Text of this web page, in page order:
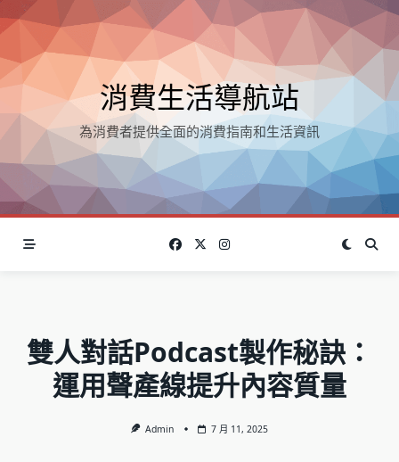
Skip
to
content
消費生活導航站
為消費者提供全面的消費指南和生活資訊
雙人對話Podcast製作秘訣：
運用聲產線提升內容質量
Admin 7 月 11, 2025